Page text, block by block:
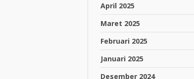
April 2025
Maret 2025
Februari 2025
Januari 2025
Desember 2024